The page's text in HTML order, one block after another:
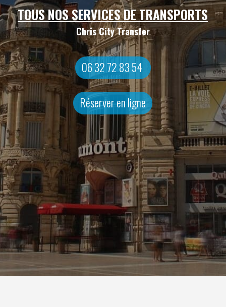
TOUS NOS SERVICES DE TRANSPORTS
Chris City Transfer
06 32 72 83 54
Réserver en ligne